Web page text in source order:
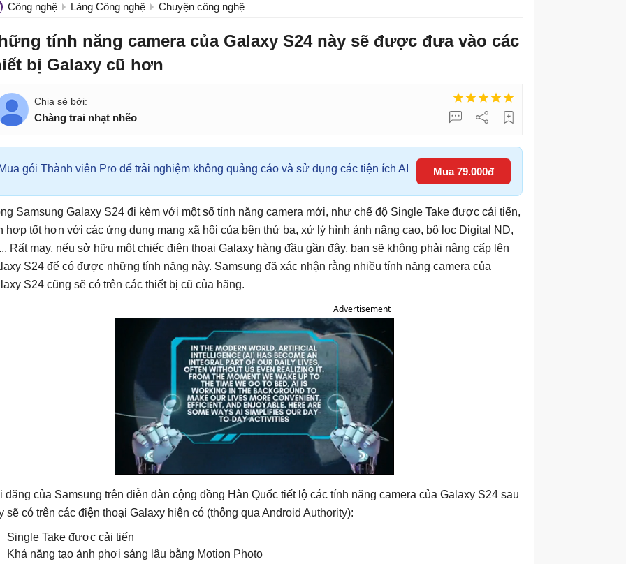
Công nghệ Làng Công nghệ Chuyện công nghệ
tính năng camera của Galaxy S24 này sẽ được đưa vào các
bị Galaxy cũ hơn
Chàng trai nhạt nhẽo
Mua gói Thành viên Pro để trải nghiệm không quảng cáo và sử dụng các tiện ích AI Mua 79.000đ
Samsung Galaxy S24 đi kèm với một số tính năng camera mới, như chế độ Single Take được cải tiến,
hợp tốt hơn với các ứng dụng mạng xã hội của bên thứ ba, xử lý hình ảnh nâng cao, bộ lọc Digital ND,
Rất may, nếu sở hữu một chiếc điện thoại Galaxy hàng đầu gần đây, bạn sẽ không phải nâng cấp lên
S24 để có được những tính năng này. Samsung đã xác nhận rằng nhiều tính năng camera của
S24 cũng sẽ có trên các thiết bị cũ của hãng.
Advertisement
đăng của Samsung trên diễn đàn cộng đồng Hàn Quốc tiết lộ các tính năng camera của Galaxy S24 sau
sẽ có trên các điện thoại Galaxy hiện có (thông qua Android Authority):
Single Take được cải tiến
Khả năng tạo ảnh phơi sáng lâu bằng Motion Photo